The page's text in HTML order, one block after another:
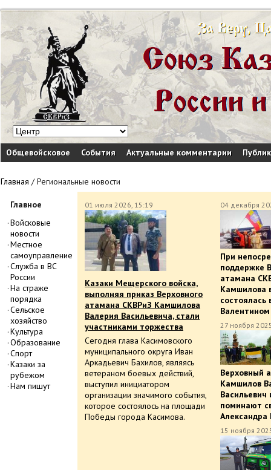
Общевойсковое События Актуальные комментарии
Главная /Региональные новости
Главное
Войсковые
новости
Местное
самоуправление
Служба в ВС
России
На страже
порядка
Сельское
хозяйство
Культура
Образование
Спорт
Казаки за
рубежом
Нам пишут
01 июля 2026, 15:19
Казаки Мещерского войска,
выполняя приказ Верховного
атамана СКВРиЗ Камшилова
Валерия Васильевича, стали
участниками торжества
Сегодня глава Касимовского
муниципального округа Иван
Аркадьевич Бахилов, являясь
ветераном боевых действий,
выступил инициатором
организации значимого события,
которое состоялось на площади
Победы города Касимова.
04 декабря
При
поддержке
атамана
Камшилова
состоялась
27 ноября
Верховный
Камшилов
Васильевич
поминают
Александра
15 ноября